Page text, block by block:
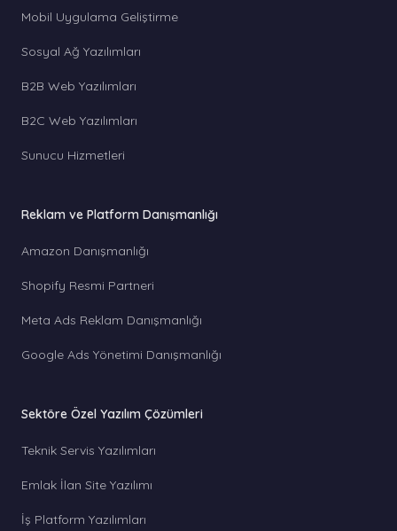
Mobil Uygulama Geliştirme
Sosyal Ağ Yazılımları
B2B Web Yazılımları
B2C Web Yazılımları
Sunucu Hizmetleri
Reklam ve Platform Danışmanlığı
Amazon Danışmanlığı
Shopify Resmi Partneri
Meta Ads Reklam Danışmanlığı
Google Ads Yönetimi Danışmanlığı
Sektöre Özel Yazılım Çözümleri
Teknik Servis Yazılımları
Emlak İlan Site Yazılımı
İş Platform Yazılımları